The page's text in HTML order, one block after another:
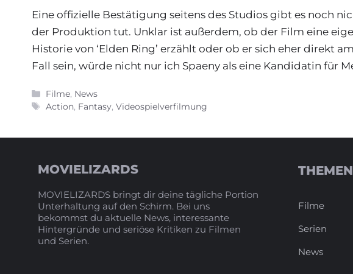
Eine offizielle Bestätigung seitens des Studios gibt es noch
der Produktion tut. Unklar ist außerdem, ob der Film eine
Historie von ‘Elden Ring’ erzählt oder ob er sich eher direkt
Fall sein, würde nicht nur ich Spaeny als eine Kandidatin für
Kategorien
Filme, News
Schlagwörter
Action, Fantasy,Videospielverfilmung
MOVIELIZARDS
MOVIELIZARDS bringt dir deine tägliche Portion
Unterhaltung auf den Schirm. Bei uns
bekommst du aktuelle News, interessante
Hintergründe und seriöse Kritiken zu Filmen
und Serien.
THEMEN
Filme
Serien
News